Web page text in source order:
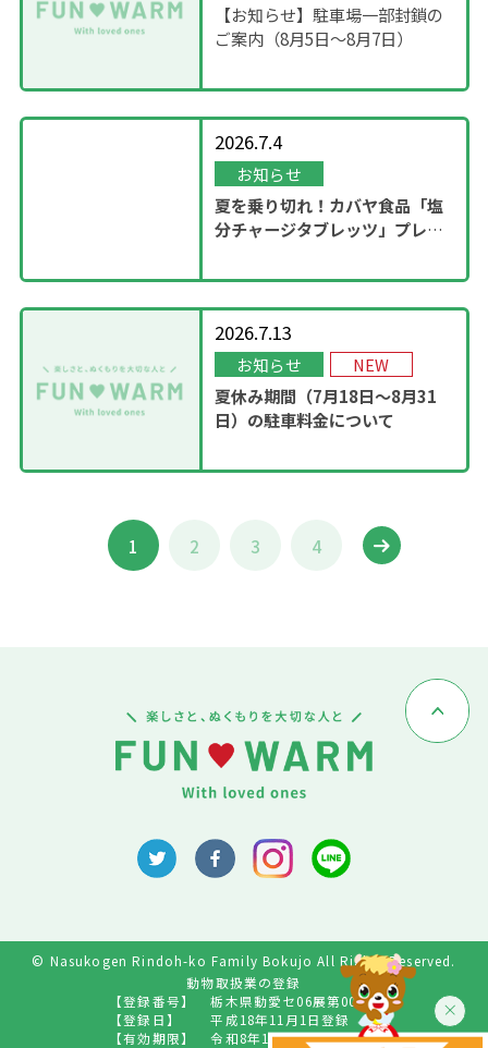
【お知らせ】駐車場一部封鎖の
ご案内（8月5日〜8月7日）
2026.7.4
お知らせ
夏を乗り切れ！カバヤ食品「塩
分チャージタブレッツ」プレゼ
2026.7.13
お知らせ NEW
夏休み期間（7月18日～8月31
日）の駐車料金について
1 2 3 4
© Nasukogen Rindoh-ko Family Bokujo All Rights Reserved.
動物取扱業の登録
【登録番号】
栃木県動愛セ06展第009号
【登録日】
平成18年11月1日登録
【有効期限】
令和8年10月31日